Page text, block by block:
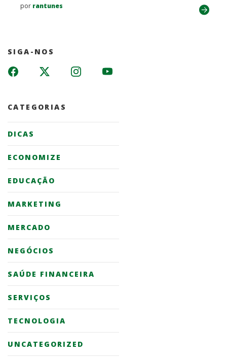
por rantunes
SIGA-NOS
CATEGORIAS
DICAS
ECONOMIZE
EDUCAÇÃO
MARKETING
MERCADO
NEGÓCIOS
SAÚDE FINANCEIRA
SERVIÇOS
TECNOLOGIA
UNCATEGORIZED